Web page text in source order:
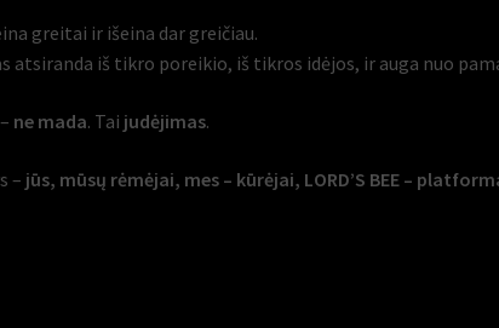
greitai ir išeina dar greičiau.
atsiranda iš tikro poreikio, iš tikros idėjos, ir auga nuo
ne mada. Tai judėjimas.
– jūs, mūsų rėmėjai, mes – kūrėjai, LORD’S BEE –